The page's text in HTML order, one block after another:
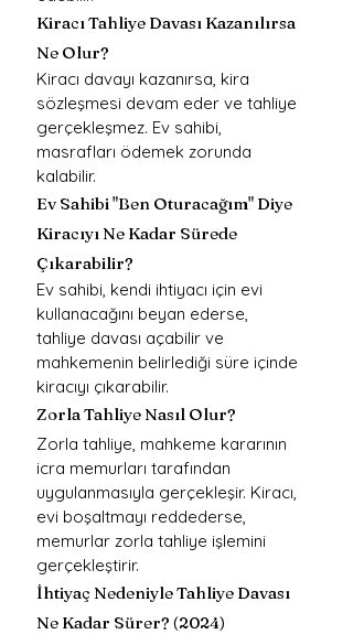
Kiracı Tahliye Davası Kazanılırsa
Ne Olur?
Kiracı davayı kazanırsa, kira
sözleşmesi devam eder ve tahliye
gerçekleşmez. Ev sahibi,
masrafları ödemek zorunda
kalabilir.
Ev Sahibi "Ben Oturacağım" Diye
Kiracıyı Ne Kadar Sürede
Çıkarabilir?
Ev sahibi, kendi ihtiyacı için evi
kullanacağını beyan ederse,
tahliye davası açabilir ve
mahkemenin belirlediği süre içinde
kiracıyı çıkarabilir.
Zorla Tahliye Nasıl Olur?
Zorla tahliye, mahkeme kararının
icra memurları tarafından
uygulanmasıyla gerçekleşir. Kiracı,
evi boşaltmayı reddederse,
memurlar zorla tahliye işlemini
gerçekleştirir.
İhtiyaç Nedeniyle Tahliye Davası
Ne Kadar Sürer? (2024)